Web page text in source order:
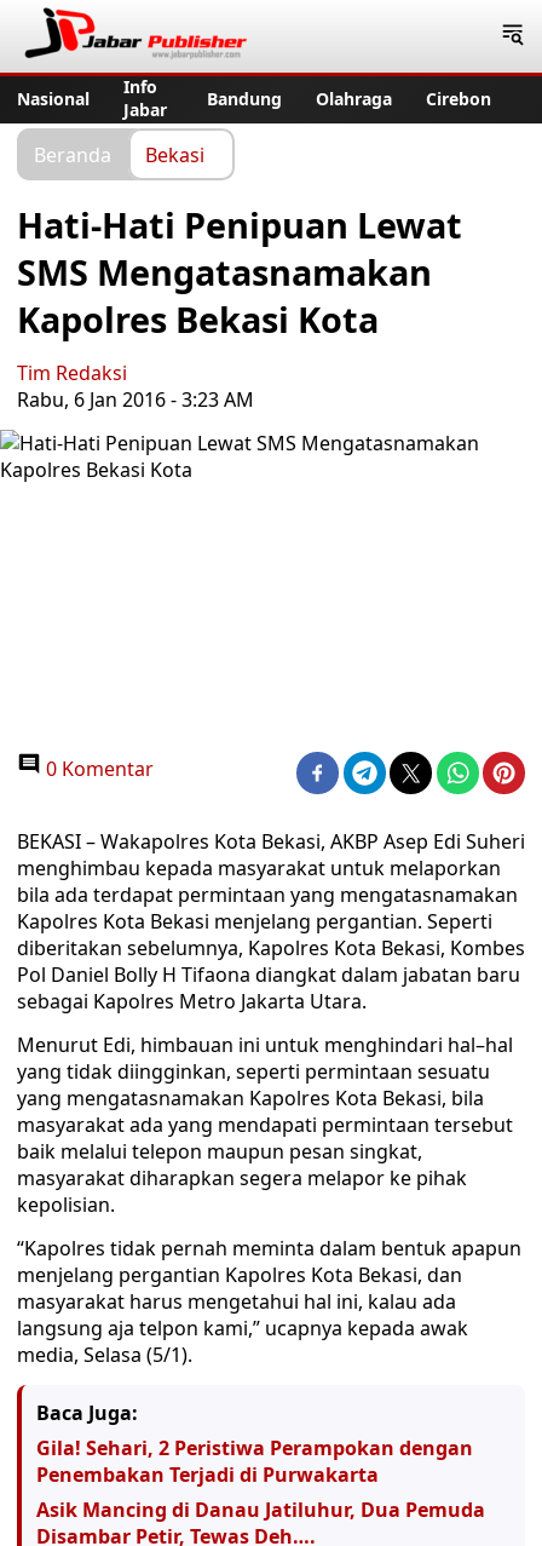
Nasional
Info
Jabar
Bandung Olahraga Cirebon
Beranda Bekasi
Hati-Hati Penipuan Lewat
SMS Mengatasnamakan
Kapolres Bekasi Kota
Tim Redaksi
Rabu, 6 Jan 2016 - 3:23 AM
0 Komentar
BEKASI – Wakapolres Kota Bekasi, AKBP Asep Edi Suheri
menghimbau kepada masyarakat untuk melaporkan
bila ada terdapat permintaan yang mengatasnamakan
Kapolres Kota Bekasi menjelang pergantian. Seperti
diberitakan sebelumnya, Kapolres Kota Bekasi, Kombes
Pol Daniel Bolly H Tifaona diangkat dalam jabatan baru
sebagai Kapolres Metro Jakarta Utara.
Menurut Edi, himbauan ini untuk menghindari hal–hal
yang tidak diingginkan, seperti permintaan sesuatu
yang mengatasnamakan Kapolres Kota Bekasi, bila
masyarakat ada yang mendapati permintaan tersebut
baik melalui telepon maupun pesan singkat,
masyarakat diharapkan segera melapor ke pihak
kepolisian.
“Kapolres tidak pernah meminta dalam bentuk apapun
menjelang pergantian Kapolres Kota Bekasi, dan
masyarakat harus mengetahui hal ini, kalau ada
langsung aja telpon kami,” ucapnya kepada awak
media, Selasa (5/1).
Baca Juga:
Gila! Sehari, 2 Peristiwa Perampokan dengan
Penembakan Terjadi di Purwakarta
Asik Mancing di Danau Jatiluhur, Dua Pemuda
Disambar Petir, Tewas Deh….